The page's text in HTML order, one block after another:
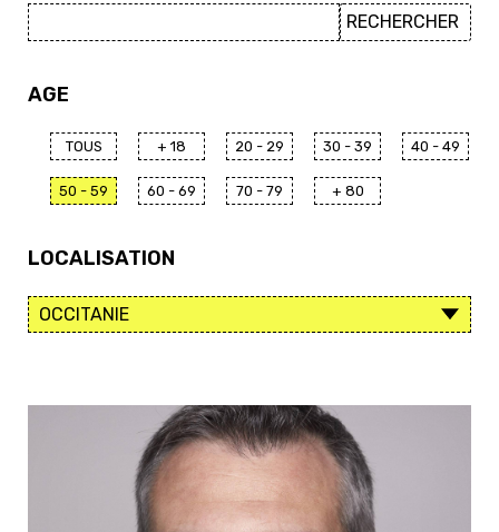
AGE
TOUS + 18 20 - 29 30 - 39 40 - 49
50 - 59 60 - 69 70 - 79 + 80
LOCALISATION